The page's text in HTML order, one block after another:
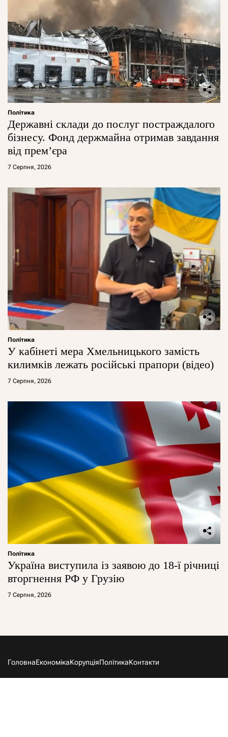
Політика
Державні склади до послуг постраждалого
бізнесу. Фонд держмайна отримав завдання
від прем’єра
7 Серпня, 2026
Політика
У кабінеті мера Хмельницького замість
килимків лежать російські прапори (відео)
7 Серпня, 2026
Політика
Україна виступила із заявою до 18-ї річниці
вторгнення РФ у Грузію
7 Серпня, 2026
ГоловнаЕкономікаКорупціяПолітикаКонтакти